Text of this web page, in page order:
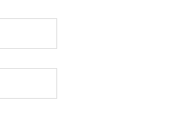
electrónico:*